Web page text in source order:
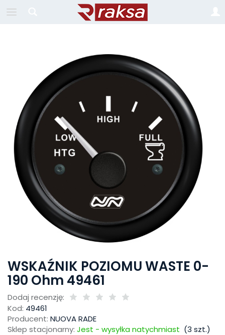
WSKAŹNIK POZIOMU WASTE 0-
190 Ohm 49461
Dodaj recenzję:
Kod: 49461
Producent: NUOVA RADE
Sklep stacjonarny: Jest - wysyłka natychmiast (3 szt.)